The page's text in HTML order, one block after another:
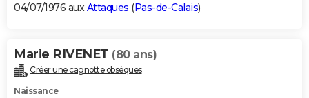
04/07/1976 auxAttaques (Pas-de-Calais)
Marie RIVENET (80 ans)
Créer une cagnotte obsèques
Naissance